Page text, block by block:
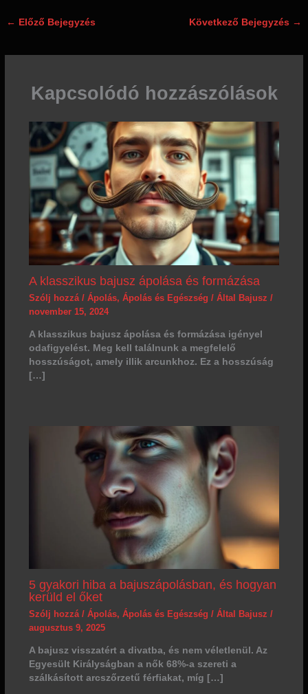
← Előző Bejegyzés Következő Bejegyzés →
Kapcsolódó hozzászólások
A klasszikus bajusz ápolása és formázása
Szólj hozzá / Ápolás, Ápolás és Egészség / Által Bajusz /
november 15, 2024
A klasszikus bajusz ápolása és formázása igényel
odafigyelést. Meg kell találnunk a megfelelő
hosszúságot, amely illik arcunkhoz. Ez a hosszúság
[…]
5 gyakori hiba a bajuszápolásban, és hogyan
kerüld el őket
Szólj hozzá / Ápolás, Ápolás és Egészség / Által Bajusz /
augusztus 9, 2025
A bajusz visszatért a divatba, és nem véletlenül. Az
Egyesült Királyságban a nők 68%-a szereti a
szálkásított arcszőrzetű férfiakat, míg […]